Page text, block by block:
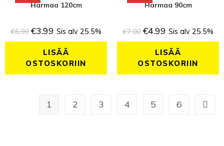
Harmaa 120cm
€6.99 €3.99 Sis alv 25.5%
LISÄÄ
OSTOSKORIIN
Harmaa 90cm
€7.00 €4.99 Sis alv 25.5%
LISÄÄ
OSTOSKORIIN
1 2 3 4 5 6